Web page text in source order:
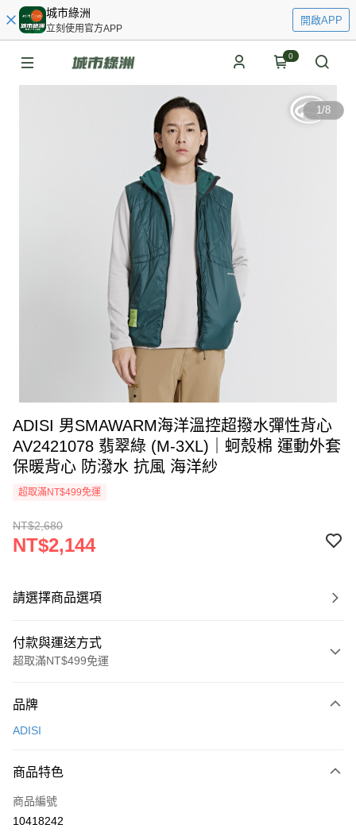
城市綠洲
立刻使用官方APP
開啟APP
0
1/8
ADISI 男SMAWARM海洋溫控超撥水彈性背心
AV2421078 翡翠綠 (M-3XL)｜蚵殼棉 運動外套
保暖背心 防潑水 抗風 海洋紗
超取滿NT$499免運
NT$2,680
NT$2,144
請選擇商品選項
付款與運送方式
超取滿NT$499免運
信用卡一次付款
LINE Pay
Apple Pay
品牌
ADISI
商品特色
商品編號
10418242